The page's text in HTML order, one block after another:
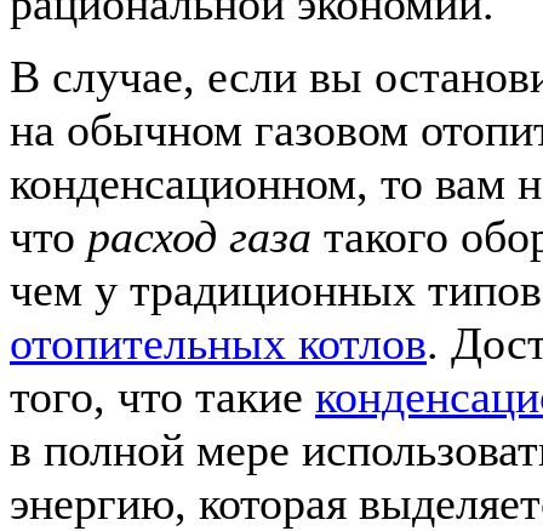
В случае, если вы
на обычном газовом
конденсационном, то вам
что расход газа такого
чем у традиционных
отопительных котлов.
того, что такие
в полной мере
энергию, которая